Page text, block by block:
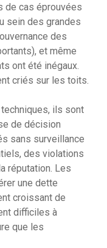
de cas éprouvées
sein des grandes
des
et même
ont été inégaux.
criés sur les toits.
ils sont
de décision
sans surveillance
des violations
réputation. Les
une dette
croissant de
difficiles à
que les